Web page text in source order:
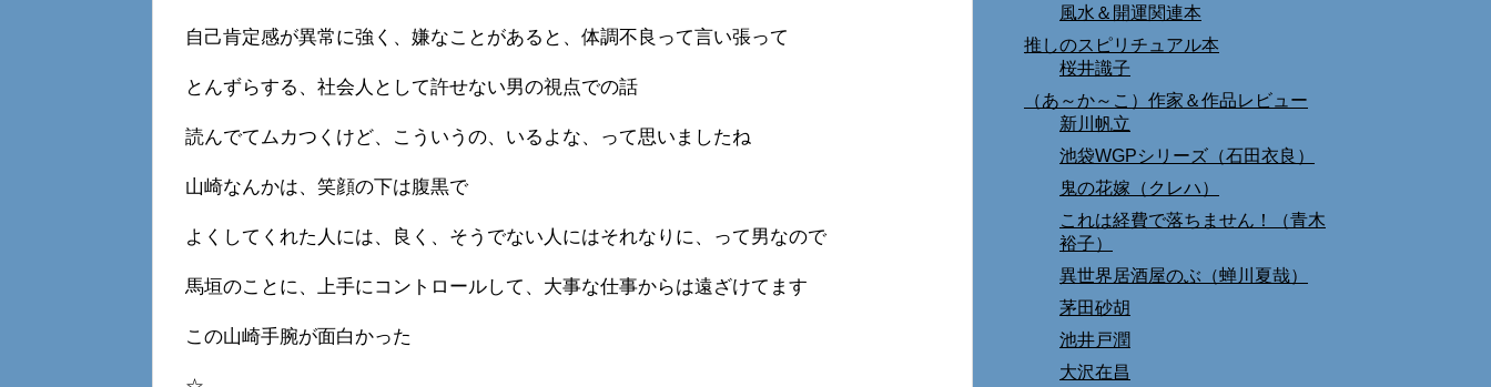
自己肯定感が異常に強く、嫌なことがあると、体調不良って言い張って
とんずらする、社会人として許せない男の視点での話
読んでてムカつくけど、こういうの、いるよな、って思いましたね
山崎なんかは、笑顔の下は腹黒で
よくしてくれた人には、良く、そうでない人にはそれなりに、って男なので
馬垣のことに、上手にコントロールして、大事な仕事からは遠ざけてます
この山崎手腕が面白かった
風水＆開運関連本
推しのスピリチュアル本
桜井識子
（あ～か～こ）作家＆作品レビュー
新川帆立
池袋WGPシリーズ（石田衣良）
鬼の花嫁（クレハ）
これは経費で落ちません！（青木
裕子）
異世界居酒屋のぶ（蝉川夏哉）
茅田砂胡
池井戸潤
大沢在昌